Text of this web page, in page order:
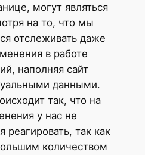
могут являться
на то, что мы
отслеживать даже
в работе
наполняя сайт
данными.
так, что на
у нас не
реагировать, так как
количеством